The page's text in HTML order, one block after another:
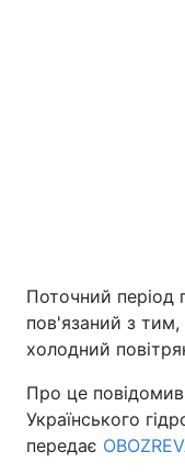
Поточний період
пов'язаний з
холодний
Про це
Українського
передає